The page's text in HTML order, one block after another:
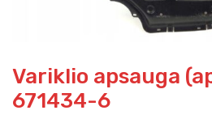
Variklio apsauga
671434-6